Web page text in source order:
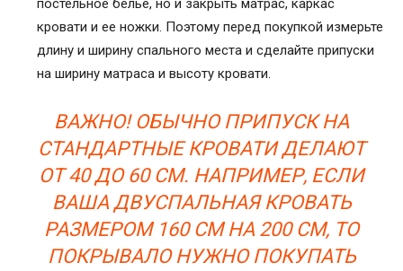
постельное белье, но и закрыть матрас, каркас
кровати и ее ножки. Поэтому перед покупкой измерьте
длину и ширину спального места и сделайте припуски
на ширину матраса и высоту кровати.
ВАЖНО! ОБЫЧНО ПРИПУСК НА
СТАНДАРТНЫЕ КРОВАТИ ДЕЛАЮТ
ОТ 40 ДО 60 СМ. НАПРИМЕР, ЕСЛИ
ВАША ДВУСПАЛЬНАЯ КРОВАТЬ
РАЗМЕРОМ 160 СМ НА 200 СМ, ТО
ПОКРЫВАЛО НУЖНО ПОКУПАТЬ